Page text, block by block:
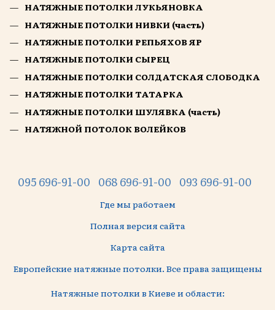
НАТЯЖНЫЕ ПОТОЛКИ ЛУКЬЯНОВКА
НАТЯЖНЫЕ ПОТОЛКИ НИВКИ (часть)
НАТЯЖНЫЕ ПОТОЛКИ РЕПЬЯХОВ ЯР
НАТЯЖНЫЕ ПОТОЛКИ СЫРЕЦ
НАТЯЖНЫЕ ПОТОЛКИ СОЛДАТСКАЯ СЛОБОДКА
НАТЯЖНЫЕ ПОТОЛКИ ТАТАРКА
НАТЯЖНЫЕ ПОТОЛКИ ШУЛЯВКА (часть)
НАТЯЖНОЙ ПОТОЛОК ВОЛЕЙКОВ
095 696-91-00 068 696-91-00 093 696-91-00
Где мы работаем
Полная версия сайта
Карта сайта
Европейские натяжные потолки. Все права защищены
Натяжные потолки в Киеве и области: